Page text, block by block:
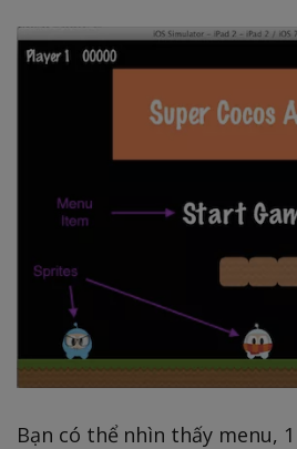
Bạn có thể nhìn thấy menu,